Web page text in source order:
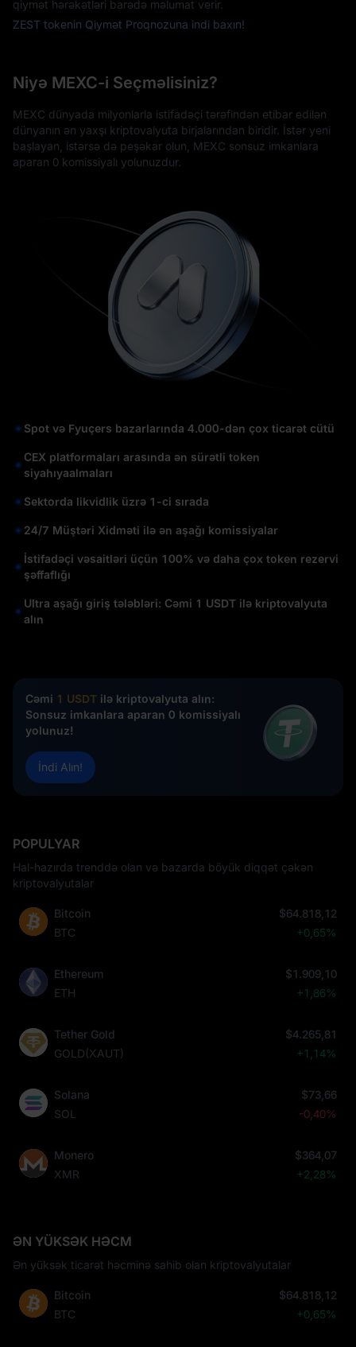
qiymət hərəkətləri barədə məlumat verir.
ZEST tokenin Qiymət Proqnozuna indi baxın!
Niyə MEXC-i Seçməlisiniz?
MEXC dünyada milyonlarla istifadəçi tərəfindən etibar edilən
dünyanın ən yaxşı kriptovalyuta birjalarından biridir. İstər yeni
başlayan, istərsə də peşəkar olun, MEXC sonsuz imkanlara
aparan 0 komissiyalı yolunuzdur.
Spot və Fyuçers bazarlarında 4.000-dən çox ticarət cütü
CEX platformaları arasında ən sürətli token
siyahıyaalmaları
Sektorda likvidlik üzrə 1-ci sırada
24/7 Müştəri Xidməti ilə ən aşağı komissiyalar
İstifadəçi vəsaitləri üçün 100% və daha çox token rezervi
şəffaflığı
Ultra aşağı giriş tələbləri: Cəmi 1 USDT ilə kriptovalyuta
alın
Cəmi 1 USDT ilə kriptovalyuta alın:
Sonsuz imkanlara aparan 0 komissiyalı
yolunuz!
İndi Alın!
POPULYAR
Hal-hazırda trenddə olan və bazarda böyük diqqət çəkən
kriptovalyutalar
Bitcoin
BTC
$64.818,12
+0,65%
Ethereum
ETH
$1.909,10
+1,86%
Tether Gold
GOLD(XAUT)
$4.265,81
+1,14%
Solana
SOL
$73,66
-0,40%
Monero
XMR
$364,07
+2,28%
ƏN YÜKSƏK HƏCM
Ən yüksək ticarət həcminə sahib olan kriptovalyutalar
Bitcoin
BTC
$64.818,12
+0,65%